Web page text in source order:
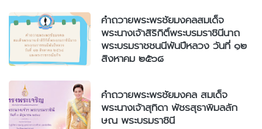
คำถวายพระพรชัยมงคลสมเด็จ
พระนางเจ้าสิริกิติ์พระบรมราชินีนาถ
พระบรมราชชนนีพันปีหลวง วันที่ ๑๒
สิงหาคม ๒๕๖๘
คำถวายพระพรชัยมงคล สมเด็จ
พระนางเจ้าสุทิดา พัชรสุธาพิมลลัก
ษณ พระบรมราชินี